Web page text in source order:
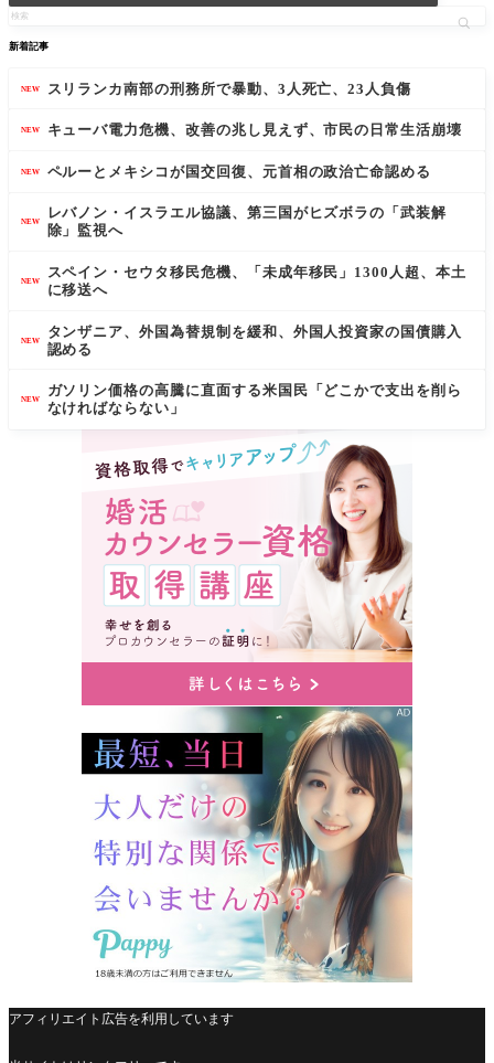
新着記事
NEW スリランカ南部の刑務所で暴動、3人死亡、23人負傷
NEW キューバ電力危機、改善の兆し見えず、市民の日常生活崩壊
NEW ペルーとメキシコが国交回復、元首相の政治亡命認める
NEW
レバノン・イスラエル協議、第三国がヒズボラの「武装解
除」監視へ
NEW
スペイン・セウタ移民危機、「未成年移民」1300人超、本土
に移送へ
NEW
タンザニア、外国為替規制を緩和、外国人投資家の国債購入
認める
NEW
ガソリン価格の高騰に直面する米国民「どこかで支出を削ら
なければならない」
アフィリエイト広告を利用しています